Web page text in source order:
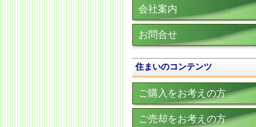
会社案内
お問合せ
住まいのコンテンツ
ご購入をお考えの方
ご売却をお考えの方